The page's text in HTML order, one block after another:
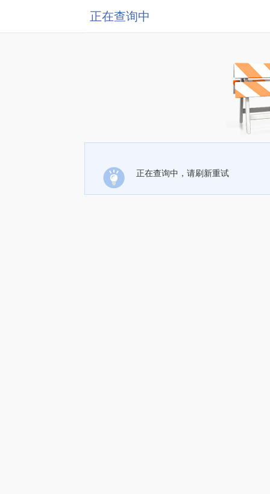
正在查询中
正在查询中，请刷新重试